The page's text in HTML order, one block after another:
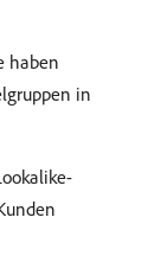
haben
in